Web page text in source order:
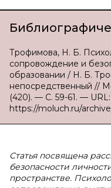
Трофимова, Н. Б.
сопровождение и
образовании / Н. Б.
непосредственный //
(420). — С. 59-61. — URL:
https://moluch.ru/
Статья посвящена
безопасности
пространстве.